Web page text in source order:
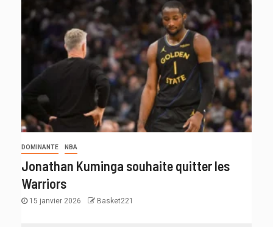
DOMINANTE NBA
Jonathan Kuminga souhaite quitter les
Warriors
15 janvier 2026 Basket221